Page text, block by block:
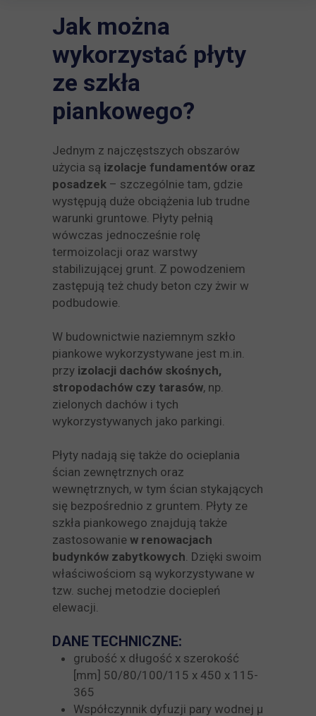
Jak można
wykorzystać płyty
ze szkła
piankowego?
Jednym z najczęstszych obszarów
użycia są izolacje fundamentów oraz
posadzek – szczególnie tam, gdzie
występują duże obciążenia lub trudne
warunki gruntowe. Płyty pełnią
wówczas jednocześnie rolę
termoizolacji oraz warstwy
stabilizującej grunt. Z powodzeniem
zastępują też chudy beton czy żwir w
podbudowie.
W budownictwie naziemnym szkło
piankowe wykorzystywane jest m.in.
przy izolacji dachów skośnych,
stropodachów czy tarasów, np.
zielonych dachów i tych
wykorzystywanych jako parkingi.
Płyty nadają się także do ocieplania
ścian zewnętrznych oraz
wewnętrznych, w tym ścian stykających
się bezpośrednio z gruntem. Płyty ze
szkła piankowego znajdują także
zastosowanie w renowacjach
budynków zabytkowych. Dzięki swoim
właściwościom są wykorzystywane w
tzw. suchej metodzie dociepleń
elewacji.
DANE TECHNICZNE:
grubość x długość x szerokość
[mm] 50/80/100/115 x 450 x 115-
365
Współczynnik dyfuzji pary wodnej µ